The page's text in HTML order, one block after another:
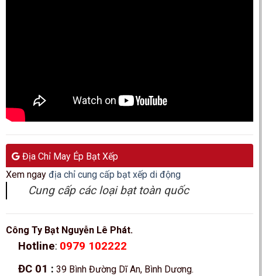
Địa Chỉ May Ép Bạt Xếp
Xem ngay địa chỉ cung cấp bạt xếp di động
Cung cấp các loại bạt toàn quốc
Công Ty Bạt Nguyễn Lê Phát.
Hotline: 0979 102222
ĐC 01 : 39 Bình Đường Dĩ An, Bình Dương.